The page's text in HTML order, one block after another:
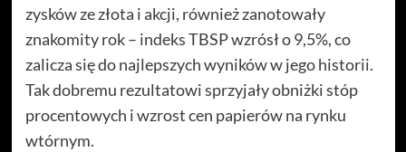
zysków ze złota i akcji, również zanotowały
znakomity rok – indeks TBSP wzrósł o 9,5%, co
zalicza się do najlepszych wyników w jego historii.
Tak dobremu rezultatowi sprzyjały obniżki stóp
procentowych i wzrost cen papierów na rynku
wtórnym.